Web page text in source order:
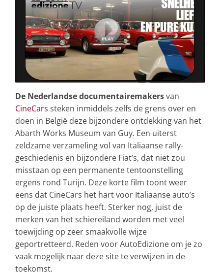
De Nederlandse documentairemakersvan
CineCars steken inmiddels zelfs de grens over en
doen in België deze bijzondere ontdekking van het
Abarth Works Museum van Guy. Een uiterst
zeldzame verzameling vol van Italiaanse rally-
geschiedenis en bijzondere Fiat’s, dat niet zou
misstaan op een permanente tentoonstelling
ergens rond Turijn. Deze korte film toont weer
eens dat CineCars het hart voor Italiaanse auto’s
op de juiste plaats heeft. Sterker nog, juist de
merken van het schiereiland worden met veel
toewijding op zeer smaakvolle wijze
geportretteerd. Reden voor AutoEdizione om je zo
vaak mogelijk naar deze site te verwijzen in de
toekomst.